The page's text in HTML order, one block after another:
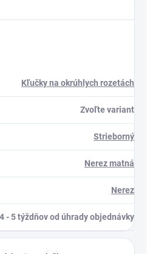
Kľučky na okrúhlych rozetách
Zvoľte variant
Strieborný
Nerez matná
Nerez
- 5 týždňov od úhrady objednávky